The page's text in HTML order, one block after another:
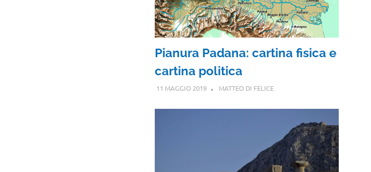
Pianura Padana: cartina fisica e
cartina politica
11 MAGGIO 2019 MATTEO DI FELICE